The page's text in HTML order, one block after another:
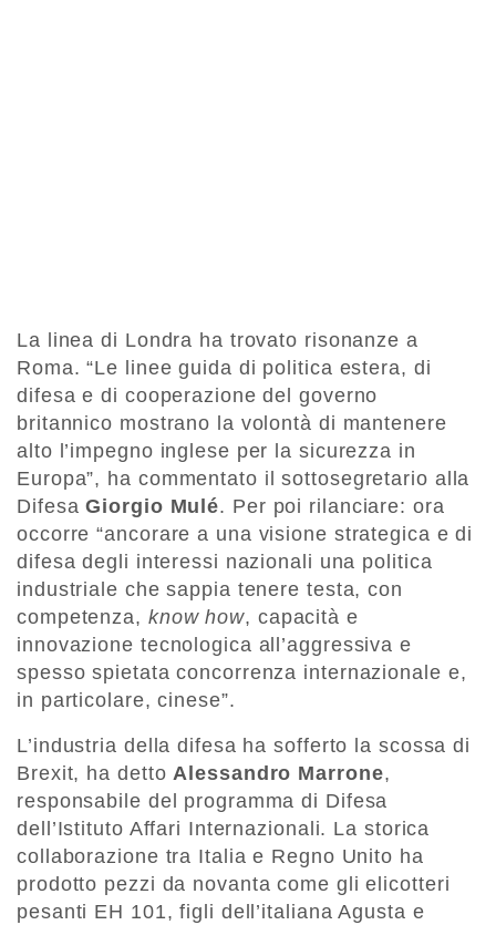
La linea di Londra ha trovato risonanze a
Roma. “Le linee guida di politica estera, di
difesa e di cooperazione del governo
britannico mostrano la volontà di mantenere
alto l’impegno inglese per la sicurezza in
Europa”, ha commentato il sottosegretario alla
DifesaGiorgio Mulé. Per poi rilanciare: ora
occorre “ancorare a una visione strategica e di
difesa degli interessi nazionali una politica
industriale che sappia tenere testa, con
competenza, know how, capacità e
innovazione tecnologica all’aggressiva e
spesso spietata concorrenza internazionale e,
in particolare, cinese”.
L’industria della difesa ha sofferto la scossa di
Brexit, ha detto Alessandro Marrone,
responsabile del programma di Difesa
dell’Istituto Affari Internazionali. La storica
collaborazione tra Italia e Regno Unito ha
prodotto pezzi da novanta come gli elicotteri
pesanti EH 101, figli dell’italiana Agusta e